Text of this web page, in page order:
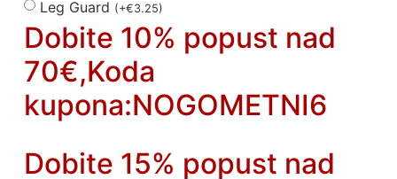
Leg Guard (+€3.25)
Dobite 10% popust nad
70€,Koda
kupona:NOGOMETNI6
Dobite 15% popust nad